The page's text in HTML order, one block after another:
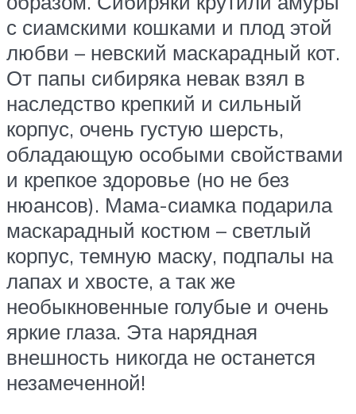
с сиамскими кошками и плод этой
любви – невский маскарадный кот.
От папы сибиряка невак взял в
наследство крепкий и сильный
корпус, очень густую шерсть,
обладающую особыми свойствами
и крепкое здоровье (но не без
нюансов). Мама-сиамка подарила
маскарадный костюм – светлый
корпус, темную маску, подпалы на
лапах и хвосте, а так же
необыкновенные голубые и очень
яркие глаза. Эта нарядная
внешность никогда не останется
незамеченной!